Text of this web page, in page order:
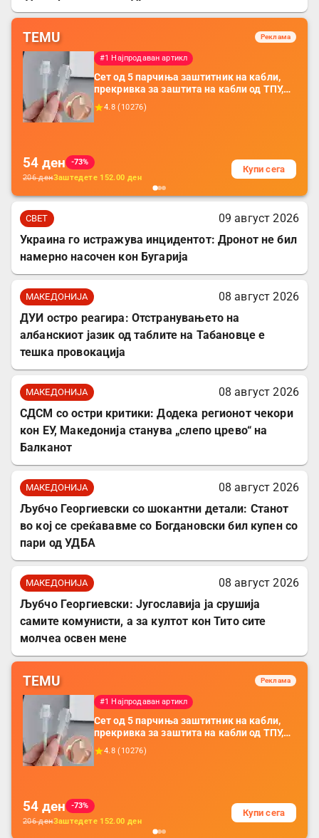
TEMU Реклама
#1 Најпродаван артикл
Сет од 5 парчиња заштитник на кабли,
прекривка за заштита на кабли од ТПУ,
додатоци за заштита на кабли, без
батерија, за мобилни телефони, комплет
4.8 (10276)
54 ден
-73%
206денЗаштедете 152.00 ден
Купи сега
СВЕТ
09 август 2026
Украина го истражува инцидентот: Дронот не бил
намерно насочен кон Бугарија
МАКЕДОНИЈА
08 август 2026
ДУИ остро реагира: Отстранувањето на
албанскиот јазик од таблите на Табановце е
тешка провокација
МАКЕДОНИЈА
08 август 2026
СДСМ со остри критики: Додека регионот чекори
кон ЕУ, Македонија станува „слепо црево“ на
Балканот
МАКЕДОНИЈА
08 август 2026
Љубчо Георгиевски со шокантни детали: Станот
во кој се среќававме со Богдановски бил купен со
пари од УДБА
МАКЕДОНИЈА
08 август 2026
Љубчо Георгиевски: Југославија ја срушија
самите комунисти, а за култот кон Тито сите
молчеа освен мене
TEMU Реклама
#1 Најпродаван артикл
Сет од 5 парчиња заштитник на кабли,
прекривка за заштита на кабли од ТПУ,
додатоци за заштита на кабли, без
батерија, за мобилни телефони, комплет
4.8 (10276)
54 ден
-73%
206денЗаштедете 152.00 ден
Купи сега